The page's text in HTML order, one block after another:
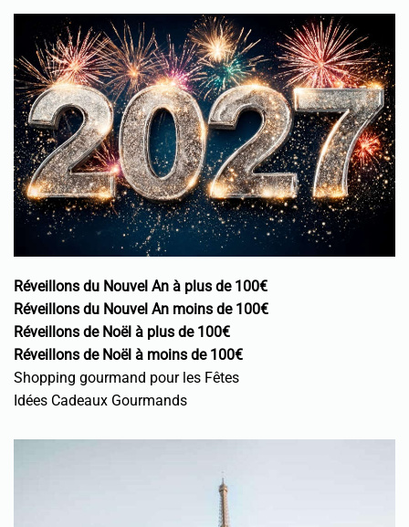
Réveillons du Nouvel An à plus de 100€
Réveillons du Nouvel An moins de 100€
Réveillons de Noël à plus de 100€
Réveillons de Noël à moins de 100€
Shopping gourmand pour les Fêtes
Idées Cadeaux Gourmands